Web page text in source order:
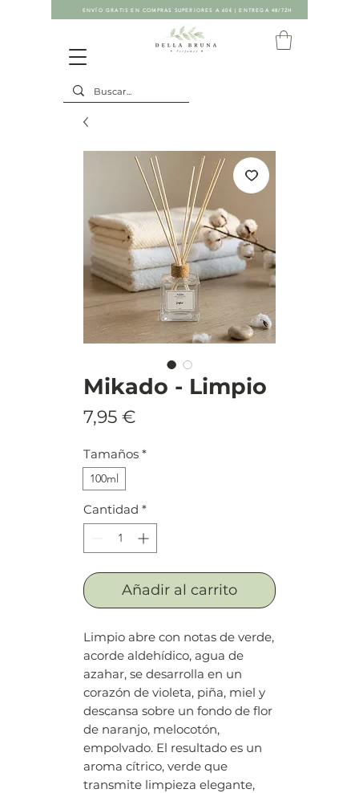
ENVÍO GRATIS EN COMPRAS SUPERIORES A 60€ | ENTREGA 48/72H
Mikado - Limpio
7,95 €
Tamaños *
100ml
Cantidad *
Añadir al carrito
Limpio abre con notas de verde,
acorde aldehídico, agua de
azahar, se desarrolla en un
corazón de violeta, piña, miel y
descansa sobre un fondo de flor
de naranjo, melocotón,
empolvado. El resultado es un
aroma cítrico, verde que
transmite limpieza elegante,